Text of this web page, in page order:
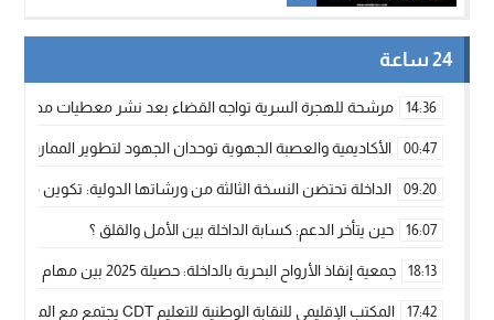
24 ساعة
14:36 مرشحة للهجرة السرية تواجه القضاء بعد نشر معطيات مضللة
00:47 الأكاديمية والعصبة الجهوية توحدان الجهود لتطوير الممارسة
09:20 الداخلة تحتضن النسخة الثالثة من ورشاتها الدولية: تكوين
16:07 حين يتأخر الدعم: كسابة الداخلة بين الأمل والقلق ؟
18:13 جمعية إنقاذ الأرواح البحرية بالداخلة: حصيلة 2025 بين مهام الإنقاذ ومشروع “دار البحار”
17:42 المكتب الإقليمي للنقابة الوطنية للتعليم CDT يجتمع مع المدير الإقليمي لمناقشة ملفات جوهرية لنساء ورجال التعليم